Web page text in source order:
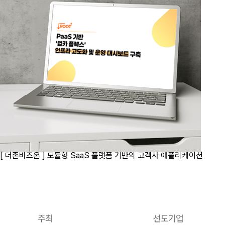
[ 더존비즈온 ] 모듈형 SaaS 플랫폼 기반의 고객사 애플리케이션